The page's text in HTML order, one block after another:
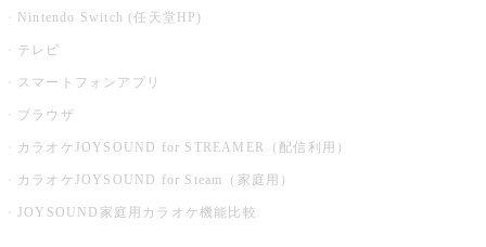
Nintendo Switch (任天堂HP)
テレビ
スマートフォンアプリ
ブラウザ
カラオケJOYSOUND for STREAMER（配信利用）
カラオケJOYSOUND for Steam（家庭用）
JOYSOUND家庭用カラオケ機能比較